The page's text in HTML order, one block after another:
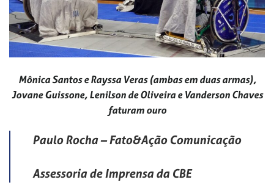
Mônica Santos e Rayssa Veras (ambas em duas armas),
Jovane Guissone, Lenilson de Oliveira e Vanderson Chaves
faturam ouro
Paulo Rocha – Fato&Ação Comunicação
Assessoria de Imprensa da CBE